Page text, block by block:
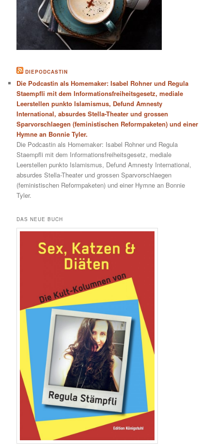
DIEPODCASTIN
Die Podcastin als Homemaker: Isabel Rohner und Regula
Staempfli mit dem Informationsfreiheitsgesetz, mediale
Leerstellen punkto Islamismus, Defund Amnesty
International, absurdes Stella-Theater und grossen
Sparvorschlaegen (feministischen Reformpaketen) und einer
Hymne an Bonnie Tyler.
Die Podcastin als Homemaker: Isabel Rohner und Regula
Staempfli mit dem Informationsfreiheitsgesetz, mediale
Leerstellen punkto Islamismus, Defund Amnesty International,
absurdes Stella-Theater und grossen Sparvorschlaegen
(feministischen Reformpaketen) und einer Hymne an Bonnie
Tyler.
DAS NEUE BUCH